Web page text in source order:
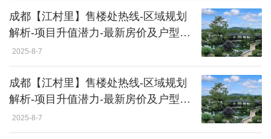
成都【江村里】售楼处热线-区域规划
解析-项目升值潜力-最新房价及户型详
情
2025-8-7
成都【江村里】售楼处热线-区域规划
解析-项目升值潜力-最新房价及户型详
情
2025-8-7